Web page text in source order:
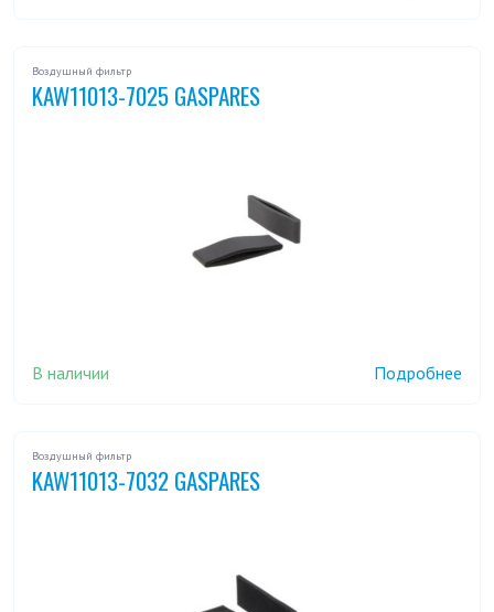
Воздушный фильтр
KAW11013-7025 GASPARES
В наличии Подробнее
Воздушный фильтр
KAW11013-7032 GASPARES